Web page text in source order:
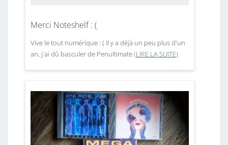
Merci Noteshelf : (
Vive le tout numérique : ( Il y a déjà un peu plus d'un
an, j'ai dû basculer de Penultimate(LIRE LA SUITE)